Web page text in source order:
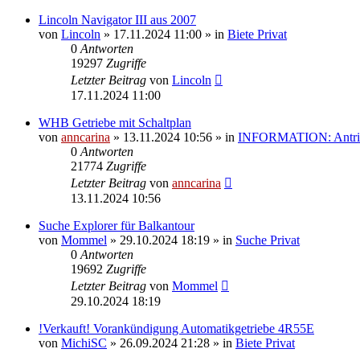
Lincoln Navigator III aus 2007
von Lincoln » 17.11.2024 11:00 » in Biete Privat
0 Antworten
19297 Zugriffe
Letzter Beitrag von Lincoln
17.11.2024 11:00
WHB Getriebe mit Schaltplan
von anncarina » 13.11.2024 10:56 » in INFORMATION:
0 Antworten
21774 Zugriffe
Letzter Beitrag von anncarina
13.11.2024 10:56
Suche Explorer für Balkantour
von Mommel » 29.10.2024 18:19 » in Suche Privat
0 Antworten
19692 Zugriffe
Letzter Beitrag von Mommel
29.10.2024 18:19
!Verkauft! Vorankündigung Automatikgetriebe 4R55E
von MichiSC » 26.09.2024 21:28 » in Biete Privat